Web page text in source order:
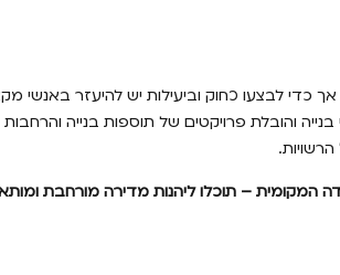
לבצעו כחוק וביעילות יש להיעזר באנשי
והובלת פרויקטים של תוספות בנייה
המקומית – תוכלו ליהנות מדירה מורחבת